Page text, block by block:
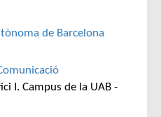
de Barcelona
I. Campus de la UAB -